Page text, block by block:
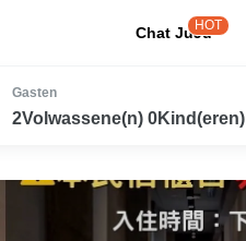
Chat JuJu
HOT
Gasten
2Volwassene(n) 0Kind(eren)